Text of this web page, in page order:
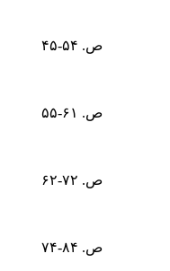
ص. ۵۴-۴۵
ص. ۶۱-۵۵
ص. ۷۲-۶۲
ص. ۸۴-۷۴